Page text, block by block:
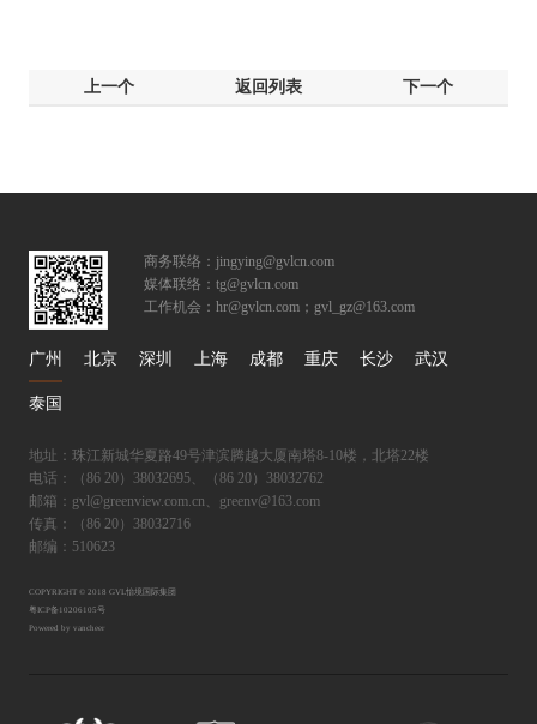
上一个 返回列表 下一个
商务联络：jingying@gvlcn.com
媒体联络：tg@gvlcn.com
工作机会：hr@gvlcn.com；gvl_gz@163.com
广州 北京 深圳 上海 成都 重庆 长沙 武汉
泰国
地址：珠江新城华夏路49号津滨腾越大厦南塔8-10楼，北塔22楼
电话：（86 20）38032695、（86 20）38032762
邮箱：gvl@greenview.com.cn、greenv@163.com
传真：（86 20）38032716
邮编：510623
COPYRIGHT © 2018 GVL怡境国际集团
粤ICP备10206105号
Powered by vancheer